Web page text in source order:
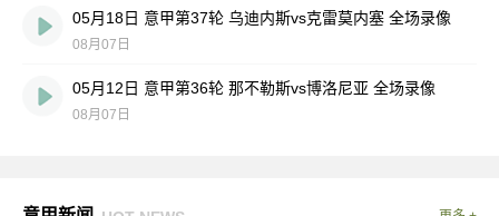
05月18日 意甲第37轮 乌迪内斯vs克雷莫内塞 全场录像
08月07日
05月12日 意甲第36轮 那不勒斯vs博洛尼亚 全场录像
08月07日